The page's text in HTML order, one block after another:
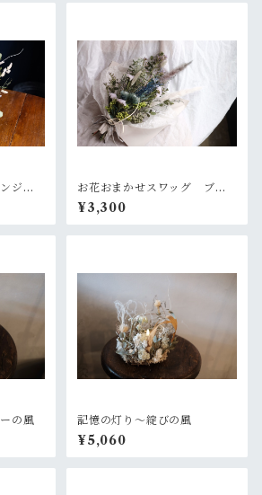
ジM~
制
お花おまかせスワッグ ブル
ー×グリーン系
¥3,300
の風 記憶の灯り〜綻びの風
¥5,060